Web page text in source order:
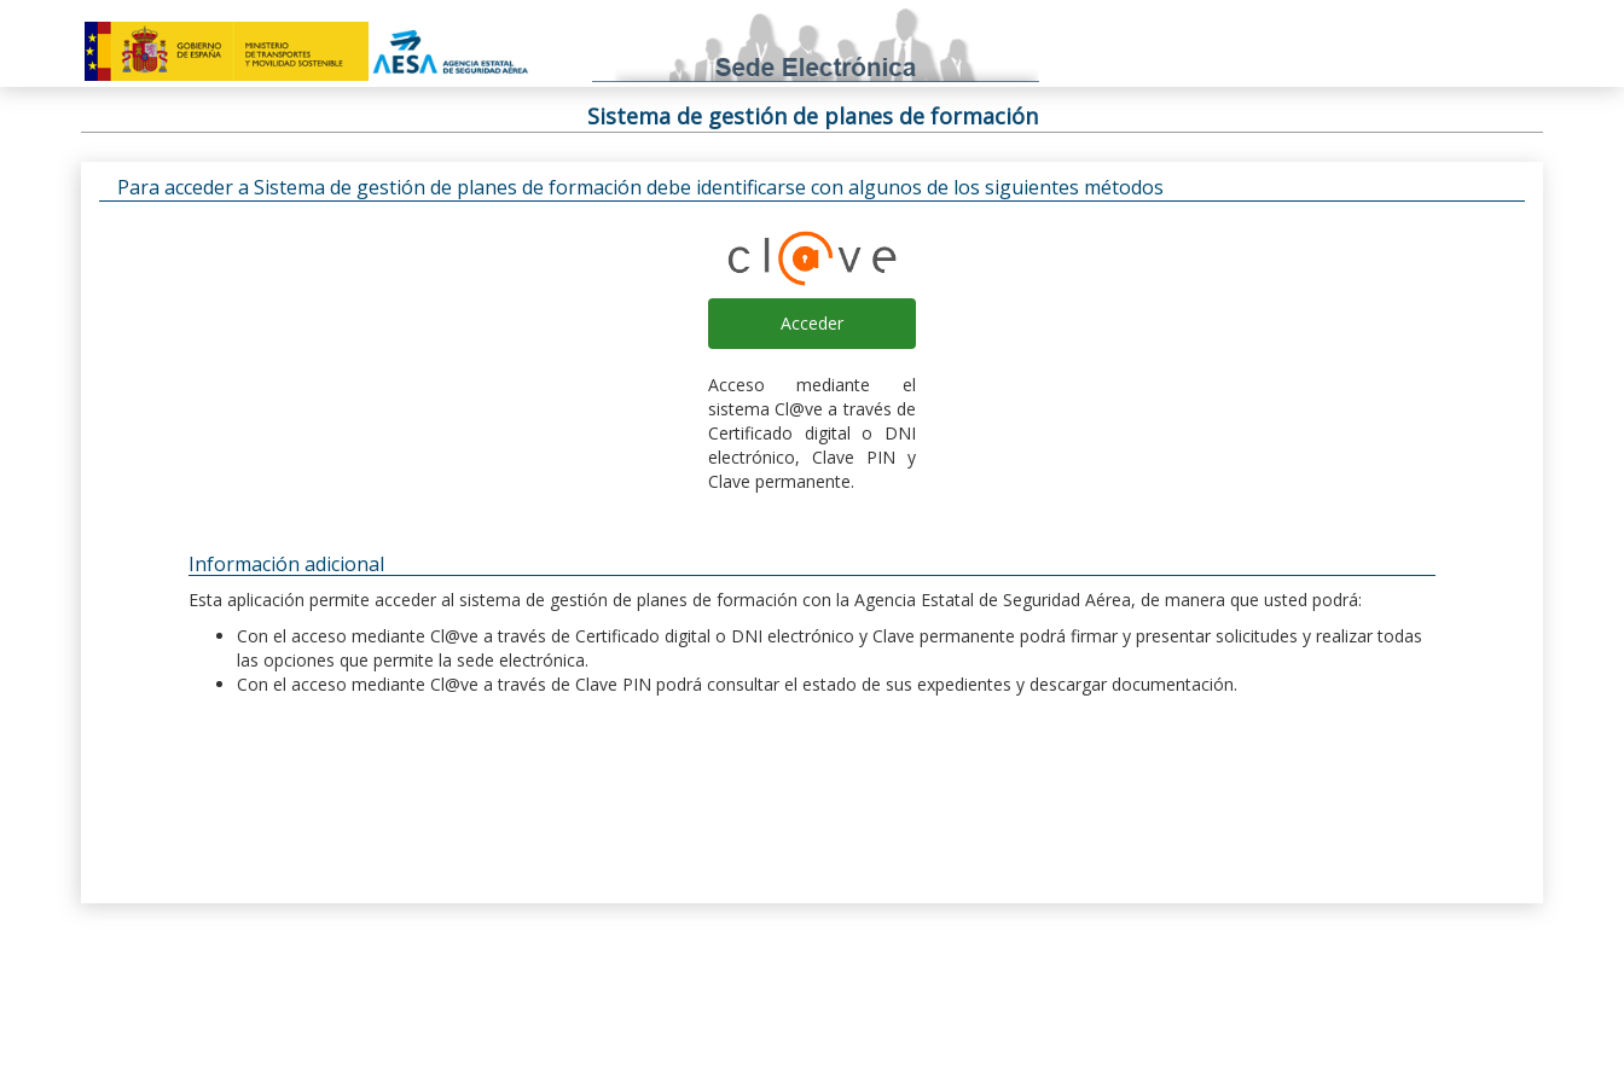
Sistema de gestión de planes de formación
Para acceder a Sistema de gestión de planes de formación debe identificarse con algunos de los siguientes métodos
Acceder
Acceso mediante el
sistema Cl@ve a través de
Certificado digital o DNI
electrónico, Clave PIN y
Clave permanente.
Información adicional
Esta aplicación permite acceder al sistema de gestión de planes de formación con la Agencia Estatal de Seguridad Aérea, de manera que usted podrá:
Con el acceso mediante Cl@ve a través de Certificado digital o DNI electrónico y Clave permanente podrá firmar y presentar solicitudes y realizar todas
las opciones que permite la sede electrónica.
Con el acceso mediante Cl@ve a través de Clave PIN podrá consultar el estado de sus expedientes y descargar documentación.